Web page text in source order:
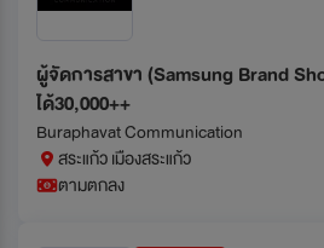
ผู้จัดการสาขา (Samsung Brand
ได้30,000++
Buraphavat Communication
สระแก้ว เมืองสระแก้ว
ตามตกลง